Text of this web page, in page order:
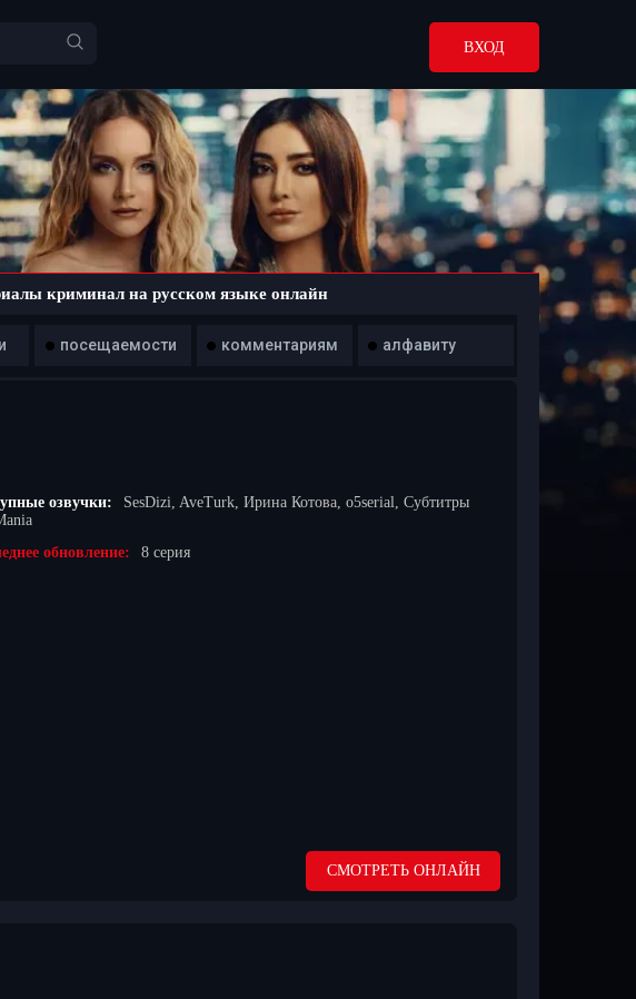
ВХОД
криминал на русском языке онлайн
посещаемости комментариям алфавиту
озвучки:
SesDizi, AveTurk, Ирина Котова, o5serial, Субтитры
обновление:
8 серия
СМОТРЕТЬ ОНЛАЙН